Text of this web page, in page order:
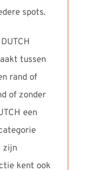
spots.
tussen
rand of
of zonder
een
zijn
kent ook